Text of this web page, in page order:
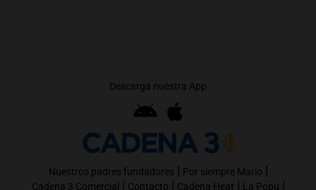
Descargá nuestra App
Nuestros padres fundadores | Por siempre Mario |
Cadena 3 Comercial | Contacto | Cadena Heat | La Popu |